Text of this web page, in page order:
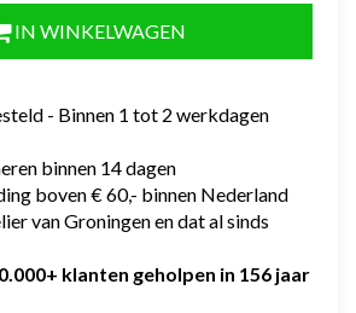
IN WINKELWAGEN
- Binnen 1 tot 2 werkdagen
binnen 14 dagen
boven € 60,- binnen Nederland
van Groningen en dat al sinds
klanten geholpen in 156 jaar